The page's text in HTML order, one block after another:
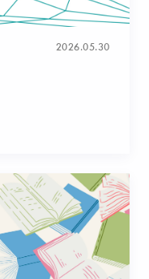
2026.05.30